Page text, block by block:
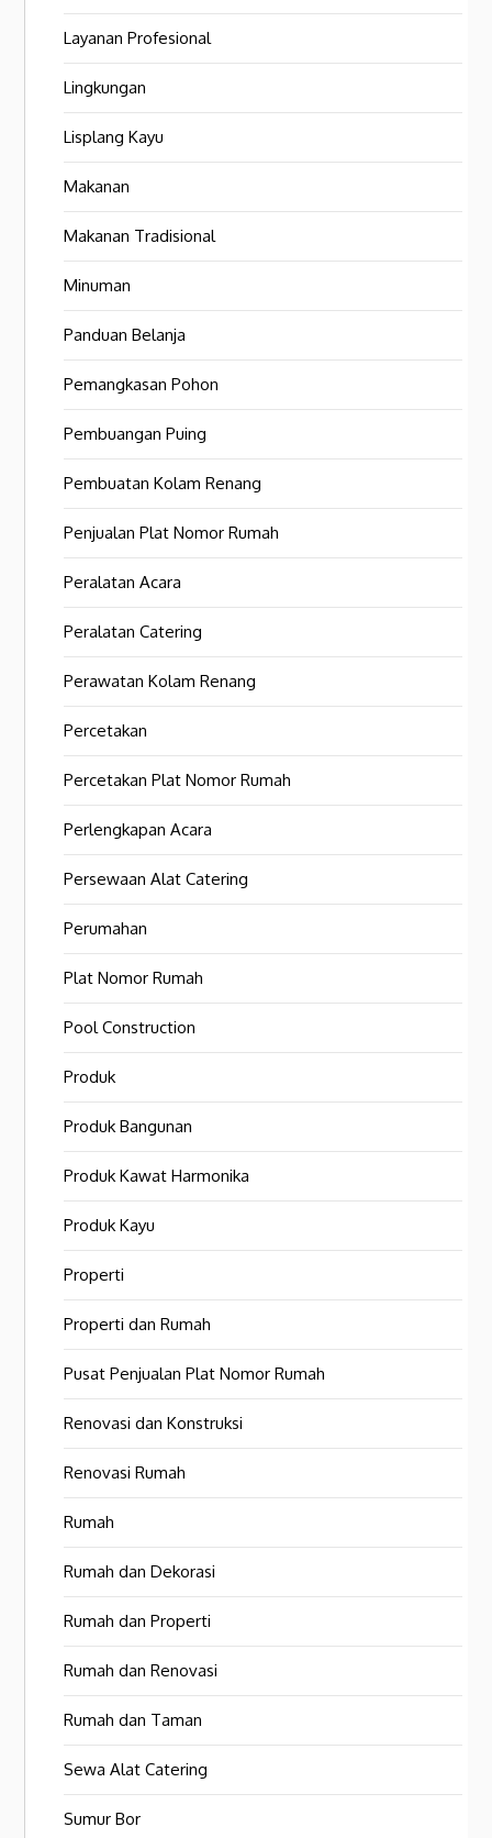
Layanan Profesional
Lingkungan
Lisplang Kayu
Makanan
Makanan Tradisional
Minuman
Panduan Belanja
Pemangkasan Pohon
Pembuangan Puing
Pembuatan Kolam Renang
Penjualan Plat Nomor Rumah
Peralatan Acara
Peralatan Catering
Perawatan Kolam Renang
Percetakan
Percetakan Plat Nomor Rumah
Perlengkapan Acara
Persewaan Alat Catering
Perumahan
Plat Nomor Rumah
Pool Construction
Produk
Produk Bangunan
Produk Kawat Harmonika
Produk Kayu
Properti
Properti dan Rumah
Pusat Penjualan Plat Nomor Rumah
Renovasi dan Konstruksi
Renovasi Rumah
Rumah
Rumah dan Dekorasi
Rumah dan Properti
Rumah dan Renovasi
Rumah dan Taman
Sewa Alat Catering
Sumur Bor